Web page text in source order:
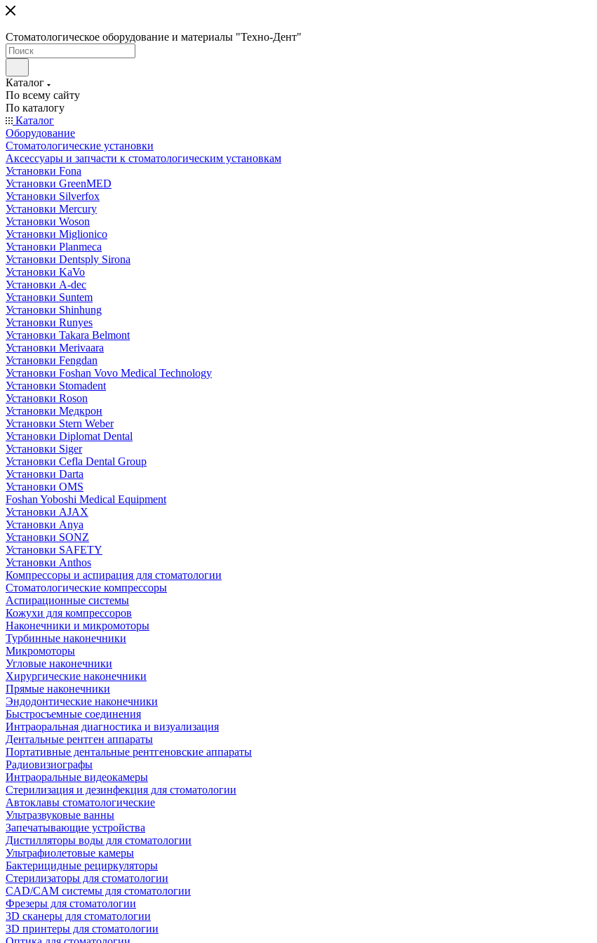
Стоматологическое оборудование и материалы "Техно-Дент"
Каталог
По всему сайту
По каталогу
Каталог
Оборудование
Стоматологические установки
Аксессуары и запчасти к стоматологическим установкам
Установки Fona
Установки GreenMED
Установки Silverfox
Установки Mercury
Установки Woson
Установки Miglionico
Установки Planmeca
Установки Dentsply Sirona
Установки KaVo
Установки A-dec
Установки Suntem
Установки Shinhung
Установки Runyes
Установки Takara Belmont
Установки Merivaara
Установки Fengdan
Установки Foshan Vovo Medical Technology
Установки Stomadent
Установки Roson
Установки Медкрон
Установки Stern Weber
Установки Diplomat Dental
Установки Siger
Установки Cefla Dental Group
Установки Darta
Установки OMS
Foshan Yoboshi Medical Equipment
Установки AJAX
Установки Anya
Установки SONZ
Установки SAFETY
Установки Anthos
Компрессоры и аспирация для стоматологии
Стоматологические компрессоры
Аспирационные системы
Кожухи для компрессоров
Наконечники и микромоторы
Турбинные наконечники
Микромоторы
Угловые наконечники
Хирургические наконечники
Прямые наконечники
Эндодонтические наконечники
Быстросъемные соединения
Интраоральная диагностика и визуализация
Дентальные рентген аппараты
Портативные дентальные рентгеновские аппараты
Радиовизиографы
Интраоральные видеокамеры
Стерилизация и дезинфекция для стоматологии
Автоклавы стоматологические
Ультразвуковые ванны
Запечатывающие устройства
Дистилляторы воды для стоматологии
Ультрафиолетовые камеры
Бактерицидные рециркуляторы
Стерилизаторы для стоматологии
CAD/CAM системы для стоматологии
Фрезеры для стоматологии
3D cканеры для стоматологии
3D принтеры для стоматологии